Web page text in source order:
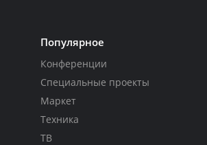
Популярное
Конференции
Специальные проекты
Маркет
Техника
ТВ